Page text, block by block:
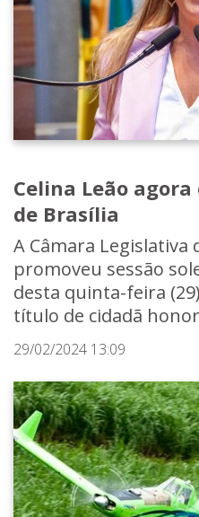
Celina Leão
de Brasília
A Câmara Legislativa
promoveu sessão
desta quinta-feira
título de cidadã
29/02/2024 13:09